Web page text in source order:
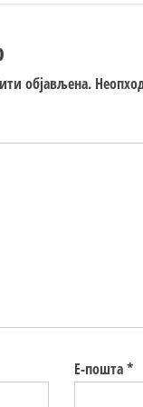
објављена.
Е-пошта*